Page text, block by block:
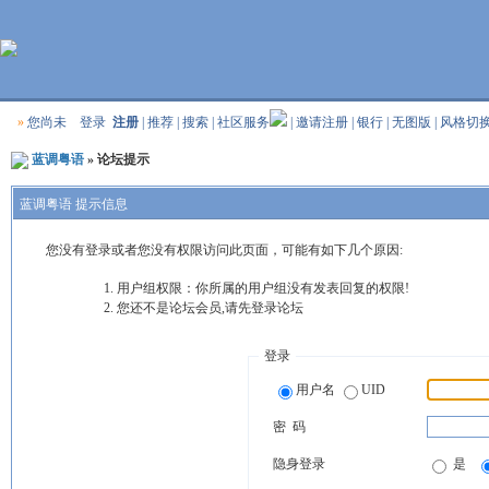
»您尚未 登录 注册| 推荐| 搜索| 社区服务 | 邀请注册| 银行 无图版 风格切
蓝调粤语» 论坛提示
蓝调粤语 提示信息
您没有登录或者您没有权限访问此页面，可能有如下几个原因:
用户组权限：你所属的用户组没有发表回复的权限!
您还不是论坛会员,请先登录论坛
登录
用户名 UID
密 码
隐身登录 是